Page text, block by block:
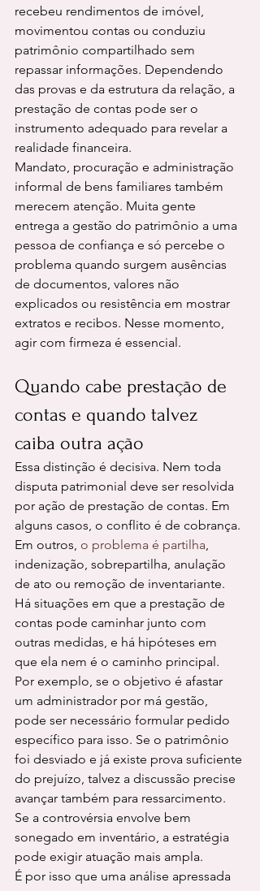
recebeu rendimentos de imóvel,
movimentou contas ou conduziu
patrimônio compartilhado sem
repassar informações. Dependendo
das provas e da estrutura da relação, a
prestação de contas pode ser o
instrumento adequado para revelar a
realidade financeira.
Mandato, procuração e administração
informal de bens familiares também
merecem atenção. Muita gente
entrega a gestão do patrimônio a uma
pessoa de confiança e só percebe o
problema quando surgem ausências
de documentos, valores não
explicados ou resistência em mostrar
extratos e recibos. Nesse momento,
agir com firmeza é essencial.
Quando cabe prestação de
contas e quando talvez
caiba outra ação
Essa distinção é decisiva. Nem toda
disputa patrimonial deve ser resolvida
por ação de prestação de contas. Em
alguns casos, o conflito é de cobrança.
Em outros, o problema é partilha,
indenização, sobrepartilha, anulação
de ato ou remoção de inventariante.
Há situações em que a prestação de
contas pode caminhar junto com
outras medidas, e há hipóteses em
que ela nem é o caminho principal.
Por exemplo, se o objetivo é afastar
um administrador por má gestão,
pode ser necessário formular pedido
específico para isso. Se o patrimônio
foi desviado e já existe prova suficiente
do prejuízo, talvez a discussão precise
avançar também para ressarcimento.
Se a controvérsia envolve bem
sonegado em inventário, a estratégia
pode exigir atuação mais ampla.
É por isso que uma análise apressada